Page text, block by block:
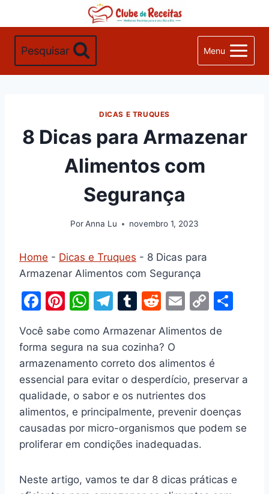
Conteúdo
Pesquisar Menu
DICAS E TRUQUES
8 Dicas para Armazenar
Alimentos com
Segurança
PorAnna Lu novembro 1, 2023
Home - Dicas e Truques - 8 Dicas para
Armazenar Alimentos com Segurança
F
c
e
b
o
o
k
Pi
er
e
st
W
at
s
A
p
p
T
e
gr
a
m
T
m
bl
r
R
d
di
t
E
ai
l
C
p
y
Li
k
Você sabe como Armazenar Alimentos de
forma segura na sua cozinha? O
armazenamento correto dos alimentos é
essencial para evitar o desperdício, preservar a
qualidade, o sabor e os nutrientes dos
alimentos, e principalmente, prevenir doenças
causadas por micro-organismos que podem se
proliferar em condições inadequadas.
Neste artigo, vamos te dar 8 dicas práticas e